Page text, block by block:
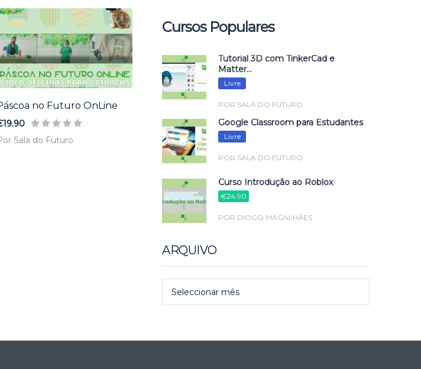
no Futuro OnLine
Sala do Futuro
Cursos Populares
Tutorial 3D com TinkerCad e
Matter...
Livre
POR SALA DO FUTURO
Google Classroom para Estudantes
Livre
POR SALA DO FUTURO
Curso Introdução ao Roblox
€24.90
POR DIOGO MAGALHÃES
ARQUIVO
Seleccionar mês